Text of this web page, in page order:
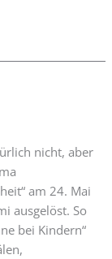
nicht, aber
am 24. Mai
ausgelöst. So
bei Kindern“